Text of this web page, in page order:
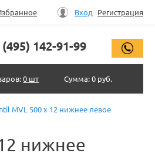
Вход Регистрация
(495) 142-91-99
0 шт Сумма:0 руб.
MVL 500 x 12 нижнее левое
нижнее